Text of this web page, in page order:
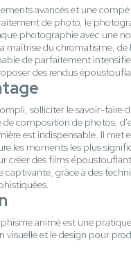
avancés et une
de photo, le
photographie avec une
maîtrise du chromatisme, de
de parfaitement
des rendus
solliciter le savoir-faire
composition de photos,
est indispensable. Il met
les moments les plus
créer des films
captivante, grâce à des
animé est une
visuelle et le design pour